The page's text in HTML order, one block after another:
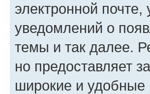
электронной почте,
уведомлений о
темы и так далее.
но предоставляет
широкие и удобные